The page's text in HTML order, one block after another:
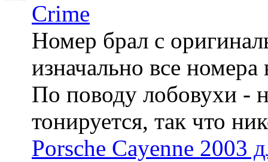
Crime
Номер брал с
изначально все
По поводу лобовухи -
тонируется, так что
Porsche Cayenne 2003